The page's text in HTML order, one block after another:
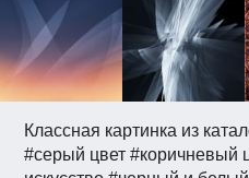
Классная картинка из
#серый цвет #коричневый